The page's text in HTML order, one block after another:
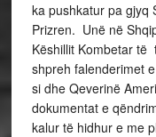
ka pushkatur pa gjyq
Prizren. Unë në
Këshillit Kombetar të
shpreh falenderimet
si dhe Qeverinë
dokumentat e
kalur të hidhur e me